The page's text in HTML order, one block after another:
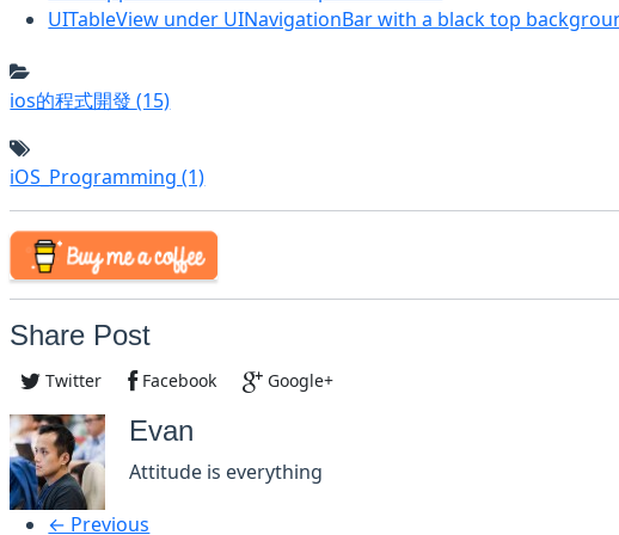
UITableView under UINavigationBar with a black top
ios的程式開發(15)
iOS_Programming(1)
Share Post
Twitter Facebook Google+
Evan
Attitude is everything
← Previous